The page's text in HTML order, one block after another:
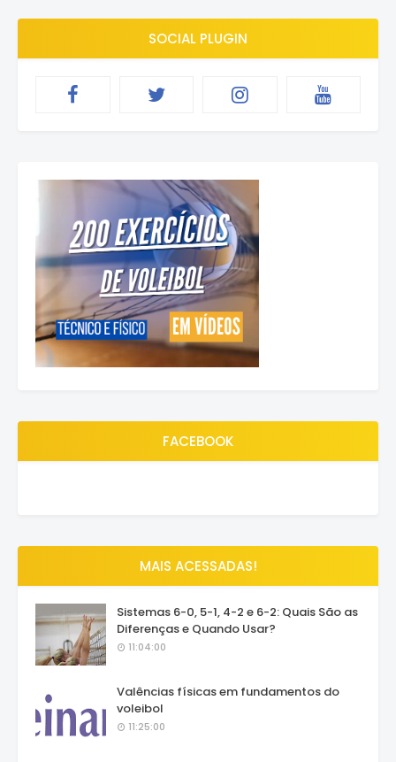
SOCIAL PLUGIN
FACEBOOK
MAIS ACESSADAS!
Sistemas 6-0, 5-1, 4-2 e 6-2: Quais São as
Diferenças e Quando Usar?
11:04:00
Valências físicas em fundamentos do
voleibol
11:25:00